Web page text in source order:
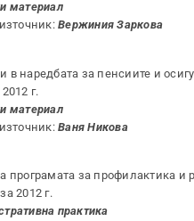
материал
Вержиния Заркова
в наредбата за пенсиите и
г.
материал
Ваня Никова
програмата за профилактика и
2012 г.
практика